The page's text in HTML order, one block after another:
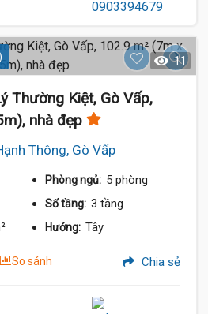
11
Thường Kiệt, Gò Vấp,
nhà đẹp
Thông, Gò Vấp
Phòng ngủ: 5 phòng
Số tầng: 3 tầng
Hướng: Tây
So sánh Chia sẻ